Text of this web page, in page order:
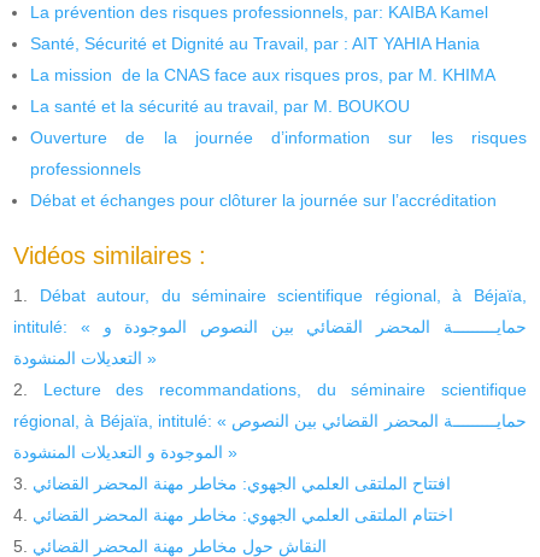
La prévention des risques professionnels, par: KAIBA Kamel
Santé, Sécurité et Dignité au Travail, par : AIT YAHIA Hania
La mission de la CNAS face aux risques pros, par M. KHIMA
La santé et la sécurité au travail, par M. BOUKOU
Ouverture de la journée d’information sur les risques
professionnels
Débat et échanges pour clôturer la journée sur l’accréditation
Vidéos similaires :
Débat autour, du séminaire scientifique régional, à Béjaïa,
intitulé: « حمايـــــــــة المحضر القضائي بين النصوص الموجودة و
التعديلات المنشودة »
Lecture des recommandations, du séminaire scientifique
régional, à Béjaïa, intitulé: « حمايـــــــــة المحضر القضائي بين النصوص
الموجودة و التعديلات المنشودة »
افتتاح الملتقى العلمي الجهوي: مخاطر مهنة المحضر القضائي
اختتام الملتقى العلمي الجهوي: مخاطر مهنة المحضر القضائي
النقاش حول مخاطر مهنة المحضر القضائي